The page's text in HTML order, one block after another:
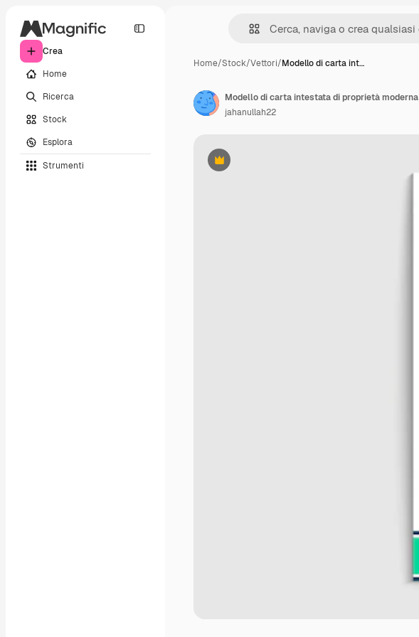
Crea
Home
Ricerca
Stock
Esplora
Strumenti
Home/Stock/Vettori/Modello di carta int…
Premium
Modello di carta intestata di proprietà moderna
jahanullah22